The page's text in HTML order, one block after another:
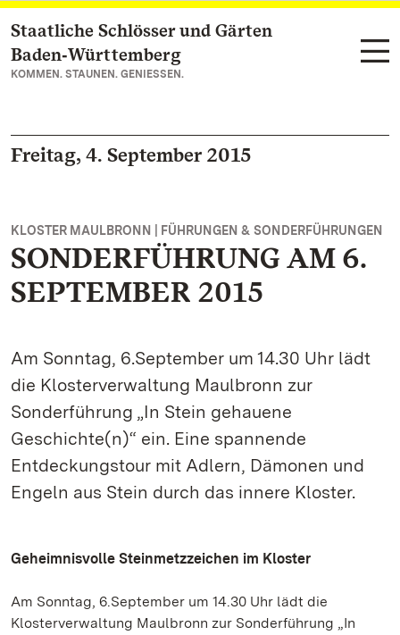
Zum Hauptinhalt springen
Staatliche Schlösser und Gärten
Baden‑Württemberg
KOMMEN. STAUNEN. GENIESSEN.
Freitag, 4. September 2015
KLOSTER MAULBRONN | FÜHRUNGEN & SONDERFÜHRUNGEN
SONDERFÜHRUNG AM 6.
SEPTEMBER 2015
Am Sonntag, 6.September um 14.30 Uhr lädt
die Klosterverwaltung Maulbronn zur
Sonderführung „In Stein gehauene
Geschichte(n)“ ein. Eine spannende
Entdeckungstour mit Adlern, Dämonen und
Engeln aus Stein durch das innere Kloster.
Geheimnisvolle Steinmetzzeichen im Kloster
Am Sonntag, 6.September um 14.30 Uhr lädt die
Klosterverwaltung Maulbronn zur Sonderführung „In